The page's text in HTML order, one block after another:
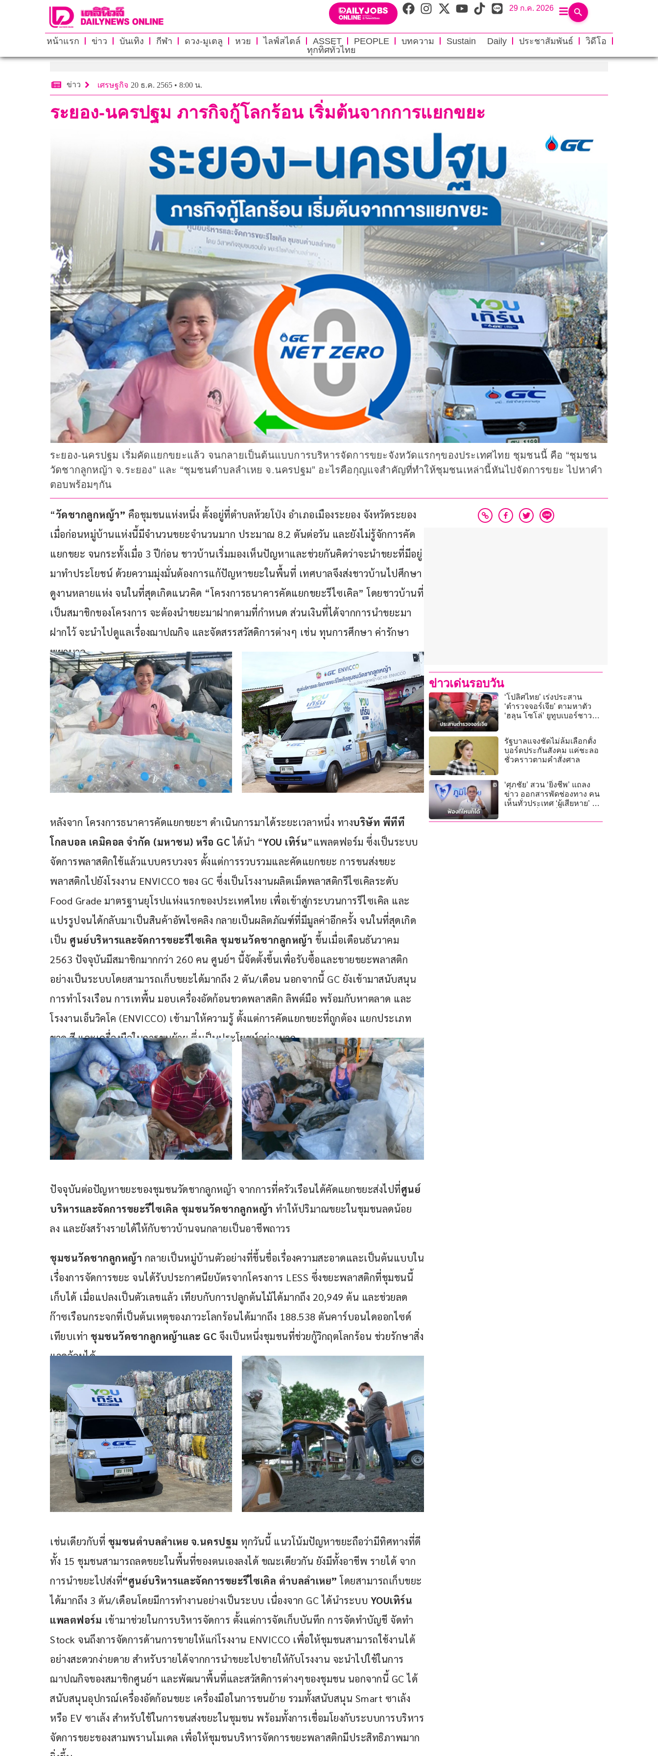
29 ก.ค. 2026
หน้าแรก ข่าว บันเทิง กีฬา ดวง-มูเตลู หวย ไลฟ์สไตล์ ASSET PEOPLE บทความ Sustain Daily ประชาสัมพันธ์
วิดีโอ
ทุกทิศทั่วไทย
ข่าว เศรษฐกิจ 20 ธ.ค. 2565 • 8:00 น.
ระยอง-นครปฐม ภารกิจกู้โลกร้อน เริ่มต้นจากการแยกขยะ
ระยอง-นครปฐม เริ่มคัดแยกขยะแล้ว จนกลายเป็นต้นแบบการบริหารจัดการขยะจังหวัดแรกๆของประเทศไทย ชุมชนนี้ คือ “ชุมชน
วัดชากลูกหญ้า จ.ระยอง” และ “ชุมชนตำบลลำเหย จ.นครปฐม” อะไรคือกุญแจสำคัญที่ทำให้ชุมชนเหล่านี้หันไปจัดการขยะ ไปหาคำ
ตอบพร้อมๆกัน
“วัดชากลูกหญ้า” คือชุมชนแห่งหนึ่ง ตั้งอยู่ที่ตำบลห้วยโป่ง อำเภอเมืองระยอง จังหวัดระยอง
เมื่อก่อนหมู่บ้านแห่งนี้มีจำนวนขยะจำนวนมาก ประมาณ 8.2 ตันต่อวัน และยังไม่รู้จักการคัด
แยกขยะ จนกระทั้งเมื่อ 3 ปีก่อน ชาวบ้านเริ่มมองเห็นปัญหาและช่วยกันคิดว่าจะนำขยะที่มีอยู่
มาทำประโยชน์ ด้วยความมุ่งมั่นต้องการแก้ปัญหาขยะในพื้นที่ เทศบาลจึงส่งชาวบ้านไปศึกษา
ดูงานหลายแห่ง จนในที่สุดเกิดแนวคิด “โครงการธนาคารคัดแยกขยะรีไซเคิล” โดยชาวบ้านที่
เป็นสมาชิกของโครงการ จะต้องนำขยะมาฝากตามที่กำหนด ส่วนเงินที่ได้จากการนำขยะมา
ฝากไว้ จะนำไปดูแลเรื่องฌาปณกิจ และจัดสรรสวัสดิการต่างๆ เช่น ทุนการศึกษา ค่ารักษา
พยาบาล
หลังจาก โครงการธนาคารคัดแยกขยะฯ ดำเนินการมาได้ระยะเวลาหนึ่ง ทางบริษัท พีทีที
โกลบอล เคมิคอล จำกัด (มหาชน) หรือ GC ได้นำ “YOU เทิร์น”แพลตฟอร์ม ซึ่งเป็นระบบ
จัดการพลาสติกใช้แล้วแบบครบวงจร ตั้งแต่การรวบรวมและคัดแยกขยะ การขนส่งขยะ
พลาสติกไปยังโรงงาน ENVICCO ของ GC ซึ่งเป็นโรงงานผลิตเม็ดพลาสติกรีไซเคิลระดับ
Food Grade มาตรฐานยุโรปแห่งแรกของประเทศไทย เพื่อเข้าสู่กระบวนการรีไซเคิล และ
แปรรูปจนได้กลับมาเป็นสินค้าอัพไซคลิง กลายเป็นผลิตภัณฑ์ที่มีมูลค่าอีกครั้ง จนในที่สุดเกิด
เป็น ศูนย์บริหารและจัดการขยะรีไซเคิล ชุมชนวัดชากลูกหญ้า ขึ้นเมื่อเดือนธันวาคม
2563 ปัจจุบันมีสมาชิกมากกว่า 260 คน ศูนย์ฯ นี้จัดตั้งขึ้นเพื่อรับซื้อและขายขยะพลาสติก
อย่างเป็นระบบโดยสามารถเก็บขยะได้มากถึง 2 ตัน/เดือน นอกจากนี้ GC ยังเข้ามาสนับสนุน
การทำโรงเรือน การเทพื้น มอบเครื่องอัดก้อนขวดพลาสติก ลิพต์มือ พร้อมกับหาตลาด และ
โรงงานเอ็นวิคโค (ENVICCO) เข้ามาให้ความรู้ ตั้งแต่การคัดแยกขยะที่ถูกต้อง แยกประเภท
ขวด สี และเครื่องมือในการขนย้าย ซึ่งเป็นประโยชน์อย่างมาก
ปัจจุบันต่อปัญหาขยะของชุมชนวัดชากลูกหญ้า จากการที่ครัวเรือนได้คัดแยกขยะส่งไปที่ศูนย์
บริหารและจัดการขยะรีไซเคิล ชุมชนวัดชากลูกหญ้า ทำให้ปริมาณขยะในชุมชนลดน้อย
ลง และยังสร้างรายได้ให้กับชาวบ้านจนกลายเป็นอาชีพถาวร
ชุมชนวัดชากลูกหญ้า กลายเป็นหมู่บ้านตัวอย่างที่ขึ้นชื่อเรื่องความสะอาดและเป็นต้นแบบใน
เรื่องการจัดการขยะ จนได้รับประกาศนียบัตรจากโครงการ LESS ซึ่งขยะพลาสติกที่ชุมชนนี้
เก็บได้ เมื่อแปลงเป็นตัวเลขแล้ว เทียบกับการปลูกต้นไม้ได้มากถึง 20,949 ต้น และช่วยลด
ก๊าซเรือนกระจกที่เป็นต้นเหตุของภาวะโลกร้อนได้มากถึง 188.538 ตันคาร์บอนไดออกไซด์
เทียบเท่า ชุมชนวัดชากลูกหญ้าและ GC จึงเป็นหนึ่งชุมชนที่ช่วยกู้วิกฤตโลกร้อน ช่วยรักษาสิ่ง
แวดล้อมได้
เช่นเดียวกับที่ ชุมชนตำบลลำเหย จ.นครปฐม ทุกวันนี้ แนวโน้มปัญหาขยะถือว่ามีทิศทางที่ดี
ทั้ง 15 ชุมชนสามารถลดขยะในพื้นที่ของตนเองลงได้ ขณะเดียวกัน ยังมีทั้งอาชีพ รายได้ จาก
การนำขยะไปส่งที่“ศูนย์บริหารและจัดการขยะรีไซเคิล ตำบลลำเหย” โดยสามารถเก็บขยะ
ได้มากถึง 3 ตัน/เดือนโดยมีการทำงานอย่างเป็นระบบ เนื่องจาก GC ได้นำระบบ YOUเทิร์น
แพลตฟอร์ม เข้ามาช่วยในการบริหารจัดการ ตั้งแต่การจัดเก็บบันทึก การจัดทำบัญชี จัดทำ
Stock จนถึงการจัดการด้านการขายให้แก่โรงงาน ENVICCO เพื่อให้ชุมชนสามารถใช้งานได้
อย่างสะดวกง่ายดาย สำหรับรายได้จากการนำขยะไปขายให้กับโรงงาน จะนำไปใช้ในการ
ฌาปณกิจของสมาชิกศูนย์ฯ และพัฒนาพื้นที่และสวัสดิการต่างๆของชุมชน นอกจากนี้ GC ได้
สนับสนุนอุปกรณ์เครื่องอัดก้อนขยะ เครื่องมือในการขนย้าย รวมทั้งสนับสนุน Smart ซาเล้ง
หรือ EV ซาเล้ง สำหรับใช้ในการขนส่งขยะในชุมชน พร้อมทั้งการเชื่อมโยงกับระบบการบริหาร
จัดการขยะของสามพรานโมเดล เพื่อให้ชุมชนบริหารจัดการขยะพลาสติกมีประสิทธิภาพมาก
ข่าวเด่นรอบวัน
‘โปลิศไทย’ เร่งประสาน
‘ตำรวจจอร์เจีย’ ตามหาตัว
‘ฮลุน โซโล่’ ยูทูบเบอร์ชาว
รัฐบาลแจงชัดไม่ล้มเลือกตั้ง
บอร์ดประกันสังคม แค่ชะลอ
ชั่วคราวตามคำสั่งศาล
‘ศุภชัย’ สวน ‘ยิ่งชีพ’ แถลง
ข่าว ออกสารพัดช่องทาง คน
เห็นทั่วประเทศ ‘ผู้เสียหาย’ จะ